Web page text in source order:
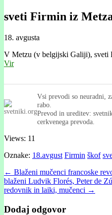
sveti Firmin iz
18. avgusta
V Metzu (v belgijski Galiji), sveti
Vir
Vsi prevodi so neuradni,
rabo.
Prevod in ureditev:
cerkvenega prevoda.
Views: 11
Oznake: 18.avgust Firmin škof
Post
navigation
← Blaženi mučenci francoske
blaženi Ludvik Florés, Peter de
redovnik in laiki, mučenci →
Dodaj odgovor